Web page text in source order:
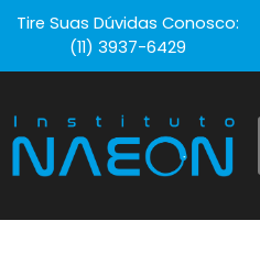
Tire Suas Dúvidas Conosco:
(11) 3937-6429